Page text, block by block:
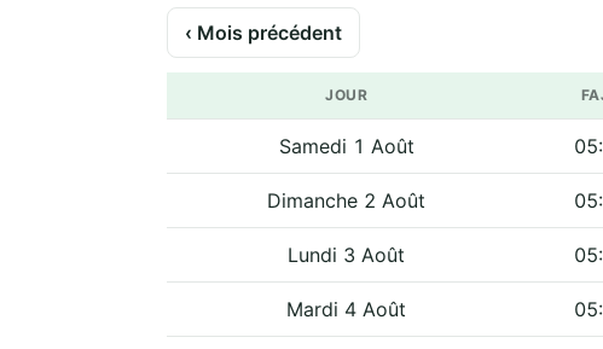
‹ Mois précédent
JOUR
Samedi 1 Août
Dimanche 2 Août
Lundi 3 Août
Mardi 4 Août